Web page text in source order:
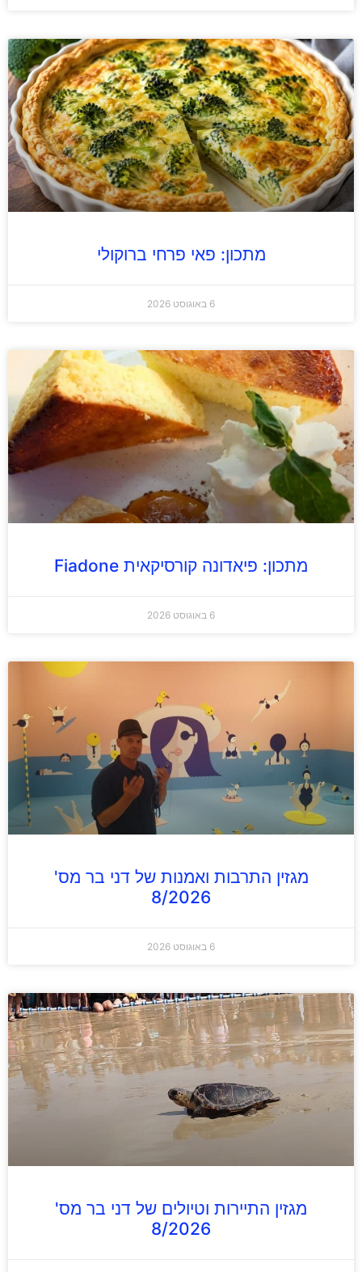
מתכון: פאי פרחי ברוקולי
6 באוגוסט 2026
מתכון: פיאדונה קורסיקאית Fiadone
6 באוגוסט 2026
מגזין התרבות ואמנות של דני בר מס'
8/2026
6 באוגוסט 2026
מגזין התיירות וטיולים של דני בר מס'
8/2026